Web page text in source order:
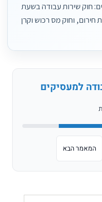
חוק שירות עבודה בשעת
וחוק מס רכוש וקרן
למעסיקים
המאמר הבא